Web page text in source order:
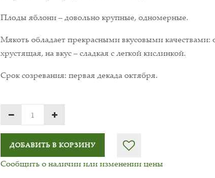
Плоды яблони – довольно крупные, одномерные.
Мякоть обладает прекрасными вкусовыми качествами:
хрустящая, на вкус – сладкая с легкой кислинкой.
Срок созревания: первая декада октября.
ДОБАВИТЬ В КОРЗИНУ
Сообщить о наличии или изменении цены